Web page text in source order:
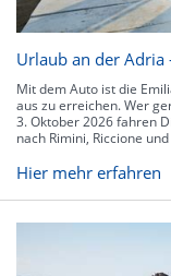
Urlaub an der Adria
Mit dem Auto ist die
aus zu erreichen. Wer
3. Oktober 2026 fahren
nach Rimini, Riccione
Hier mehr erfahren